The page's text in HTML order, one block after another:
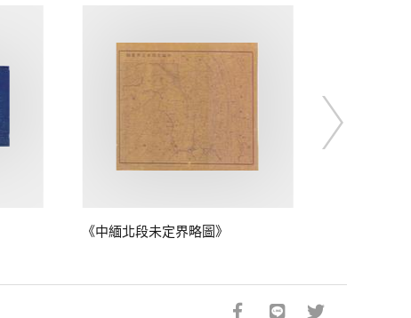
《中緬北段未定界略圖》